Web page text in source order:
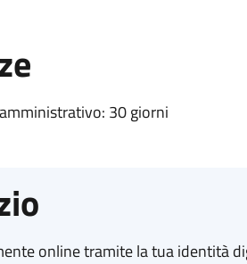
30 giorni
online tramite la tua identità